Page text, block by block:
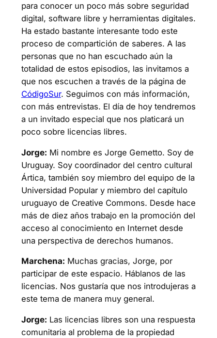
para conocer un poco más sobre seguridad
digital, software libre y herramientas digitales.
Ha estado bastante interesante todo este
proceso de compartición de saberes. A las
personas que no han escuchado aún la
totalidad de estos episodios, las invitamos a
que nos escuchen a través de la página de
CódigoSur. Seguimos con más información,
con más entrevistas. El día de hoy tendremos
a un invitado especial que nos platicará un
poco sobre licencias libres.
Jorge: Mi nombre es Jorge Gemetto. Soy de
Uruguay. Soy coordinador del centro cultural
Ártica, también soy miembro del equipo de la
Universidad Popular y miembro del capítulo
uruguayo de Creative Commons. Desde hace
más de diez años trabajo en la promoción del
acceso al conocimiento en Internet desde
una perspectiva de derechos humanos.
Marchena: Muchas gracias, Jorge, por
participar de este espacio. Háblanos de las
licencias. Nos gustaría que nos introdujeras a
este tema de manera muy general.
Jorge: Las licencias libres son una respuesta
comunitaria al problema de la propiedad